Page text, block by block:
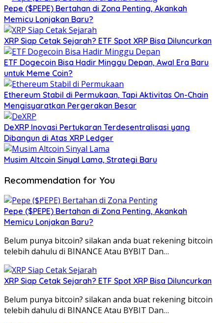
Pepe ($PEPE) Bertahan di Zona Penting, Akankah
Memicu Lonjakan Baru?
XRP Siap Cetak Sejarah? ETF Spot XRP Bisa Diluncurkan
ETF Dogecoin Bisa Hadir Minggu Depan, Awal Era Baru
untuk Meme Coin?
Ethereum Stabil di Permukaan, Tapi Aktivitas On-Chain
Mengisyaratkan Pergerakan Besar
DeXRP Inovasi Pertukaran Terdesentralisasi yang
Dibangun di Atas XRP Ledger
Musim Altcoin Sinyal Lama, Strategi Baru
Recommendation for You
Pepe ($PEPE) Bertahan di Zona Penting, Akankah
Memicu Lonjakan Baru?
Belum punya bitcoin? silakan anda buat rekening bitcoin
telebih dahulu di BINANCE Atau BYBIT Dan…
XRP Siap Cetak Sejarah? ETF Spot XRP Bisa Diluncurkan
Belum punya bitcoin? silakan anda buat rekening bitcoin
telebih dahulu di BINANCE Atau BYBIT Dan…